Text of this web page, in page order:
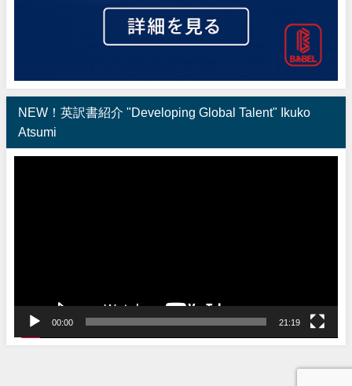
NEW！英訳書紹介 "Developing Global Talent" Ikuko
Atsumi
00:00 21:19